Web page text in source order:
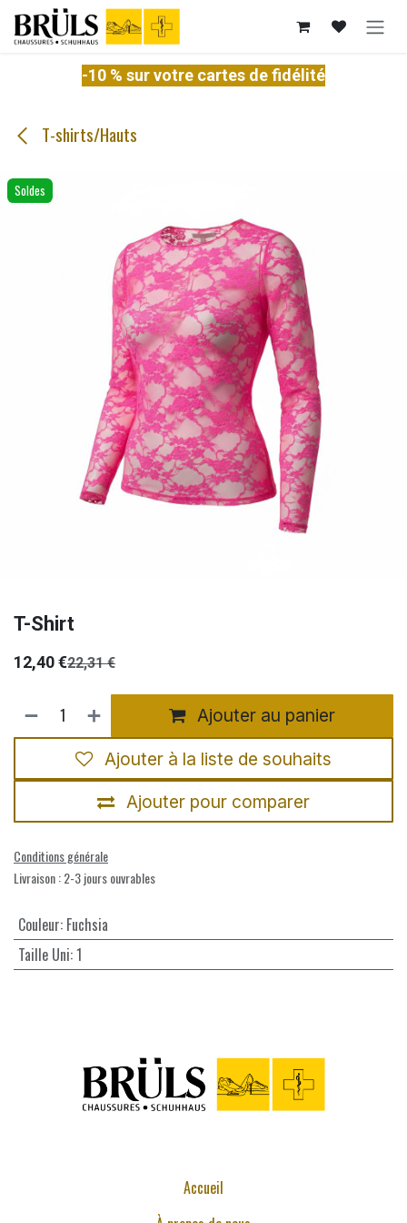
Se rendre au contenu
-10 % sur votre cartes de fidélité
T-shirts/Hauts
Soldes
T-Shirt
12,40€22,31€
Ajouter au panier
Ajouter pour comparer
Ajouter à la liste de souhaits
Conditions générale
Livraison : 2-3 jours ouvrables
Couleur: Fuchsia
Taille Uni:1
Accueil